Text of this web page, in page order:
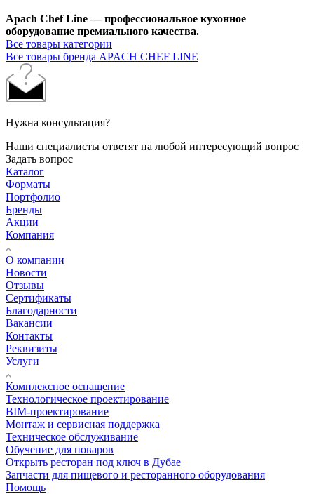
Apach Chef Line — профессиональное кухонное
оборудование премиального качества.
Все товары категории
Все товары бренда APACH CHEF LINE
Нужна консультация?
Наши специалисты ответят на любой интересующий вопрос
Задать вопрос
Каталог
Форматы
Портфолио
Бренды
Акции
Компания
О компании
Новости
Отзывы
Сертификаты
Благодарности
Вакансии
Контакты
Реквизиты
Услуги
Комплексное оснащение
Технологическое проектирование
BIM-проектирование
Монтаж и сервисная поддержка
Техническое обслуживание
Обучение для поваров
Открыть ресторан под ключ в Дубае
Запчасти для пищевого и ресторанного оборудования
Помощь